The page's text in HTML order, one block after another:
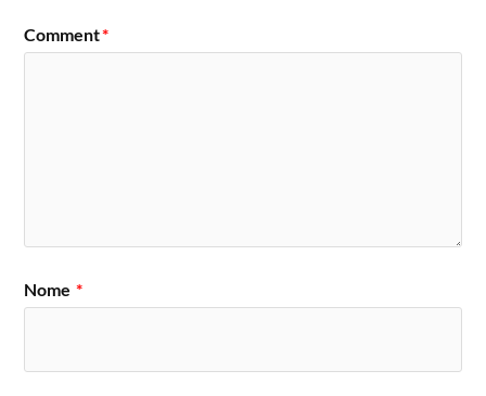
Comment*
Nome *